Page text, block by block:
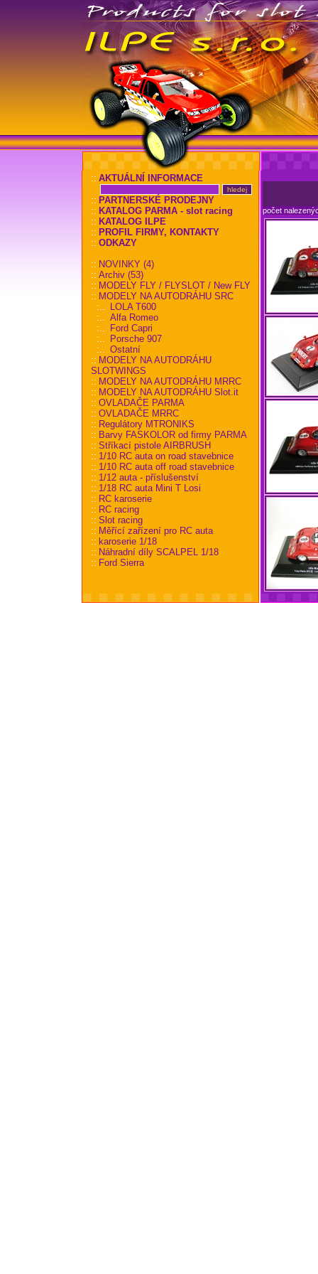
:: AKTUÁLNÍ INFORMACE
:: PARTNERSKÉ PRODEJNY
:: KATALOG PARMA - slot racing
:: KATALOG ILPE
:: PROFIL FIRMY, KONTAKTY
:: ODKAZY
:: NOVINKY (4)
:: Archiv (53)
:: MODELY FLY / FLYSLOT / New FLY
:: MODELY NA AUTODRÁHU SRC
:..
LOLA T600
:.. Alfa Romeo
:..
Ford Capri
:..
Porsche 907
:.. Ostatní
:: MODELY NA AUTODRÁHU
SLOTWINGS
:: MODELY NA AUTODRÁHU MRRC
:: MODELY NA AUTODRÁHU Slot.it
:: OVLADAČE PARMA
:: OVLADAČE MRRC
:: Regulátory MTRONIKS
:: Barvy FASKOLOR od firmy PARMA
:: Stříkací pistole AIRBRUSH
:: 1/10 RC auta on road stavebnice
:: 1/10 RC auta off road stavebnice
:: 1/12 auta - příslušenství
:: 1/18 RC auta Mini T Losi
:: RC karoserie
:: RC racing
:: Slot racing
:: Měřící zařízení pro RC auta
:: karoserie 1/18
:: Náhradní díly SCALPEL 1/18
:: Ford Sierra
počet